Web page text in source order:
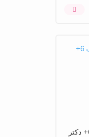
سرشیشه دو عددی کلاسیک 6+ دکتر